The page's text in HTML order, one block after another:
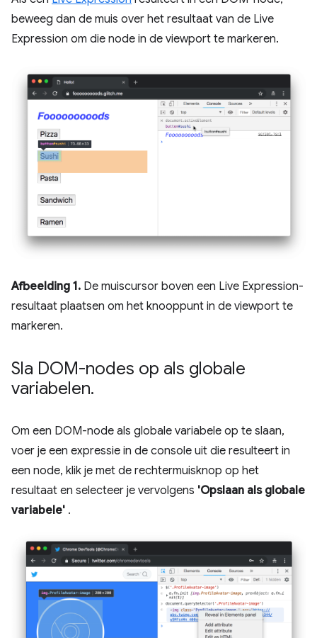
beweeg dan de muis over het resultaat van de Live
Expression om die node in de viewport te markeren.
Afbeelding 1. De muiscursor boven een Live Expression-
resultaat plaatsen om het knooppunt in de viewport te
markeren.
Sla DOM-nodes op als globale
variabelen.
Om een ​​DOM-node als globale variabele op te slaan,
voer je een expressie in de console uit die resulteert in
een node, klik je met de rechtermuisknop op het
resultaat en selecteer je vervolgens 'Opslaan als globale
variabele' .